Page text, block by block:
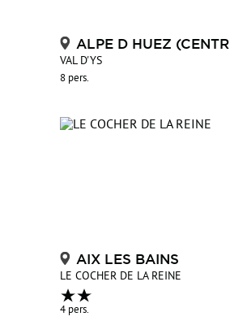
ALPE D HUEZ
VAL D'YS
8 pers.
AIX LES BAINS
LE COCHER DE LA REINE
4 pers.